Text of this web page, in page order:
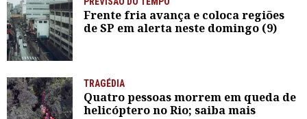
Frente fria avança e coloca regiões
de SP em alerta neste domingo (9)
TRAGÉDIA
Quatro pessoas morrem em queda de
helicóptero no Rio; saiba mais